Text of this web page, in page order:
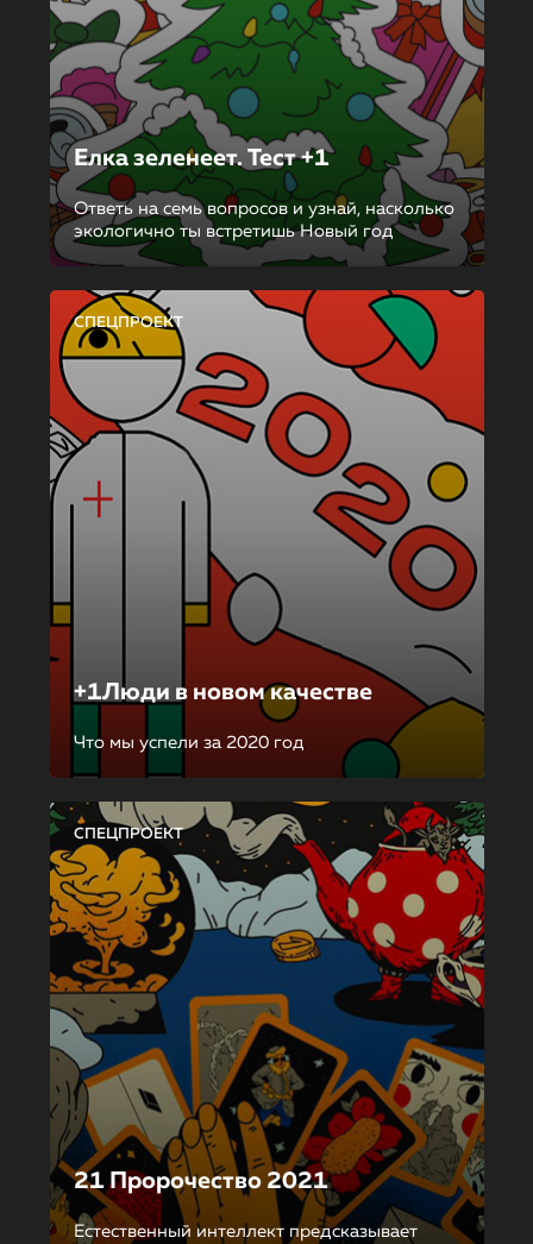
Елка зеленеет. Тест +1
Ответь на семь вопросов и узнай, насколько
экологично ты встретишь Новый год
СПЕЦПРОЕКТ
+1Люди в новом качестве
Что мы успели за 2020 год
СПЕЦПРОЕКТ
21 Пророчество 2021
Естественный интеллект предсказывает